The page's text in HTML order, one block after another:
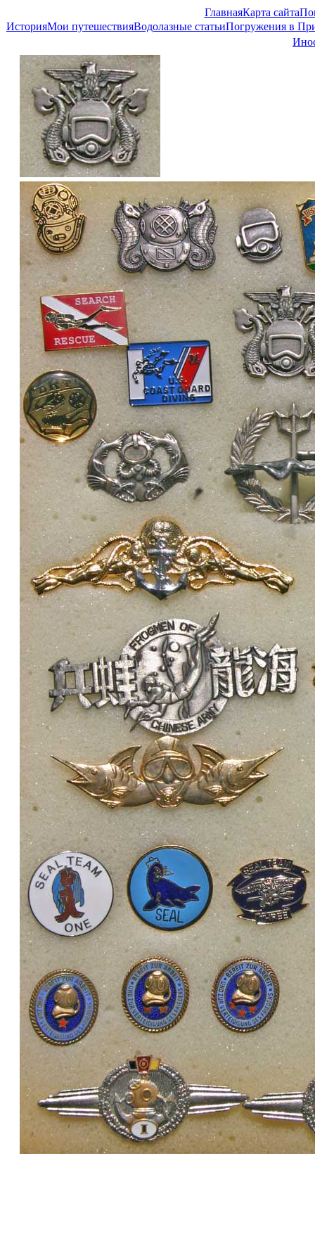
ГлавнаяКарта сайта
ИсторияМои путешествияВодолазные статьиПогружения в